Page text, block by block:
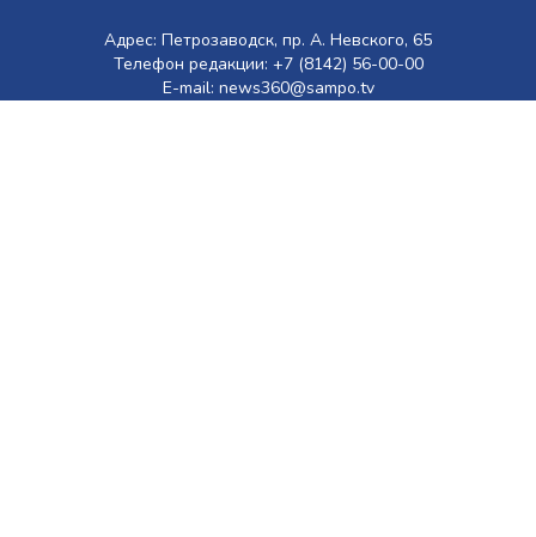
Адрес: Петрозаводск, пр. А. Невского, 65
Телефон редакции: +7 (8142) 56-00-00
E-mail: news360@sampo.tv